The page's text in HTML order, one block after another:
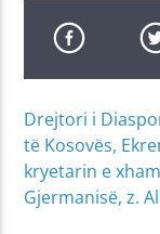
Drejtori i
të Kosovës,
kryetarin e
Gjermanisë, z.